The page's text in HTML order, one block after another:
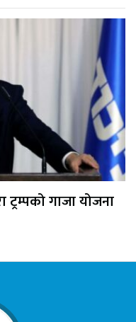
ट्रम्पको गाजा योजना